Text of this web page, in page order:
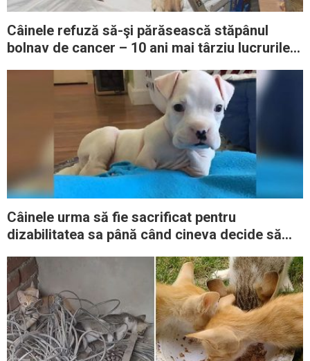
Câinele refuză să-şi părăsească stăpânul
bolnav de cancer – 10 ani mai târziu lucrurile
Câinele urma să fie sacrificat pentru
dizabilitatea sa până când cineva decide să